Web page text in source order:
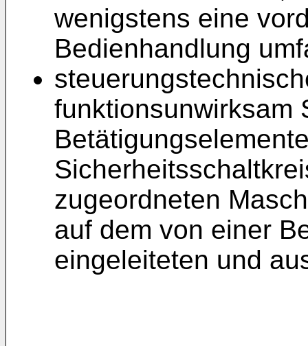
wenigstens eine
Bedienhandlung
funktionsunwirksam
zugeordneten
auf dem von einer
eingeleiteten und